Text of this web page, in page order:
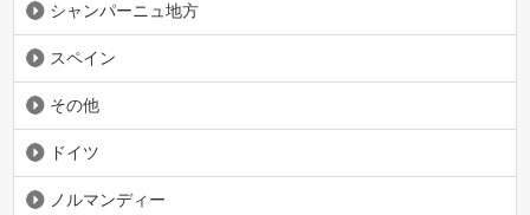
シャンパーニュ地方
スペイン
その他
ドイツ
ノルマンディー